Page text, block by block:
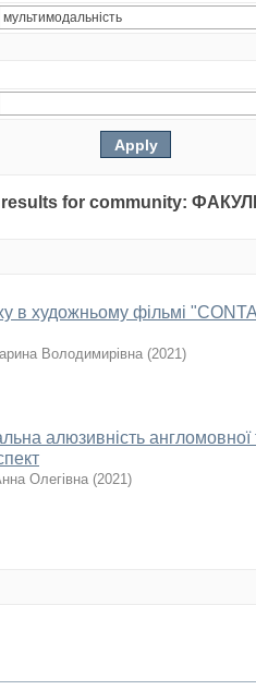
results for community:
в художньому фільмі
Володимирівна (2021)
алюзивність англомовної
Олегівна (2021)